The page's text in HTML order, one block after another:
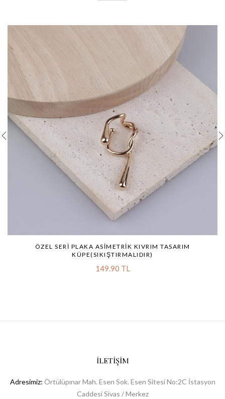
ÖZEL SERI PLAKA ASIMETRIK KIVRIM TASARIM
KÜPE(SIKIŞTIRMALIDIR)
149.90 TL
İLETIŞIM
Adresimiz: Örtülüpınar Mah. Esen Sok. Esen Sitesi No:2C İstasyon
Caddesi Sivas / Merkez